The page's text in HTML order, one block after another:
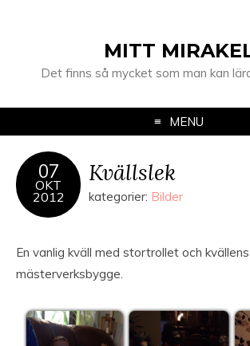
MITT
Det finns så mycket som man kan
MENU
07
OKT
2012
Kvällslek
kategorier: Bilder
En vanlig kväll med stortrollet och kvällens
mästerverksbygge.